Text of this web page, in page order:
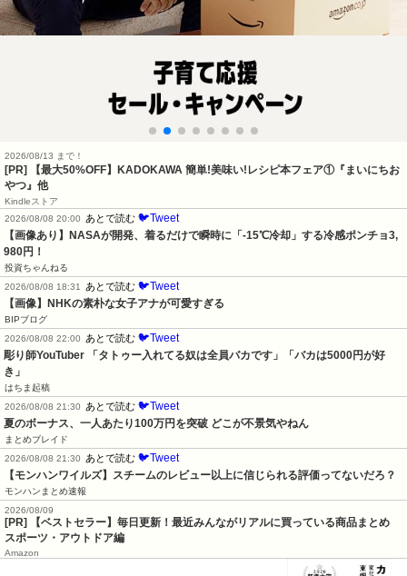
2026/08/13 まで！
[PR] 【最大50%OFF】KADOKAWA 簡単!美味い!レシピ本フェア①『まいにちお
やつ』他
Kindleストア
2026/08/08 20:00
あとで読む 🐦Tweet
【画像あり】NASAが開発、着るだけで瞬時に「-15℃冷却」する冷感ポンチョ3,
980円！
投資ちゃんねる
2026/08/08 18:31
あとで読む 🐦Tweet
【画像】NHKの素朴な女子アナが可愛すぎる
BIPブログ
2026/08/08 22:00
あとで読む 🐦Tweet
彫り師YouTuber 「タトゥー入れてる奴は全員バカです」「バカは5000円が好
き」
はちま起稿
2026/08/08 21:30
あとで読む 🐦Tweet
夏のボーナス、一人あたり100万円を突破 どこが不景気やねん
まとめブレイド
2026/08/08 21:30
あとで読む 🐦Tweet
【モンハンワイルズ】スチームのレビュー以上に信じられる評価ってないだろ？
モンハンまとめ速報
2026/08/09
[PR] 【ベストセラー】毎日更新！最近みんながリアルに買っている商品まとめ
スポーツ・アウトドア編
Amazon